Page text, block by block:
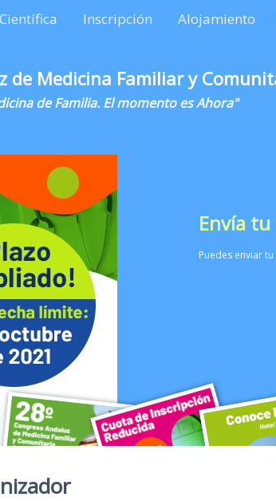
Inscripción Alojamiento
de Medicina Familiar y
de Familia. El momento es Ahora"
Envía
Puedes enviar